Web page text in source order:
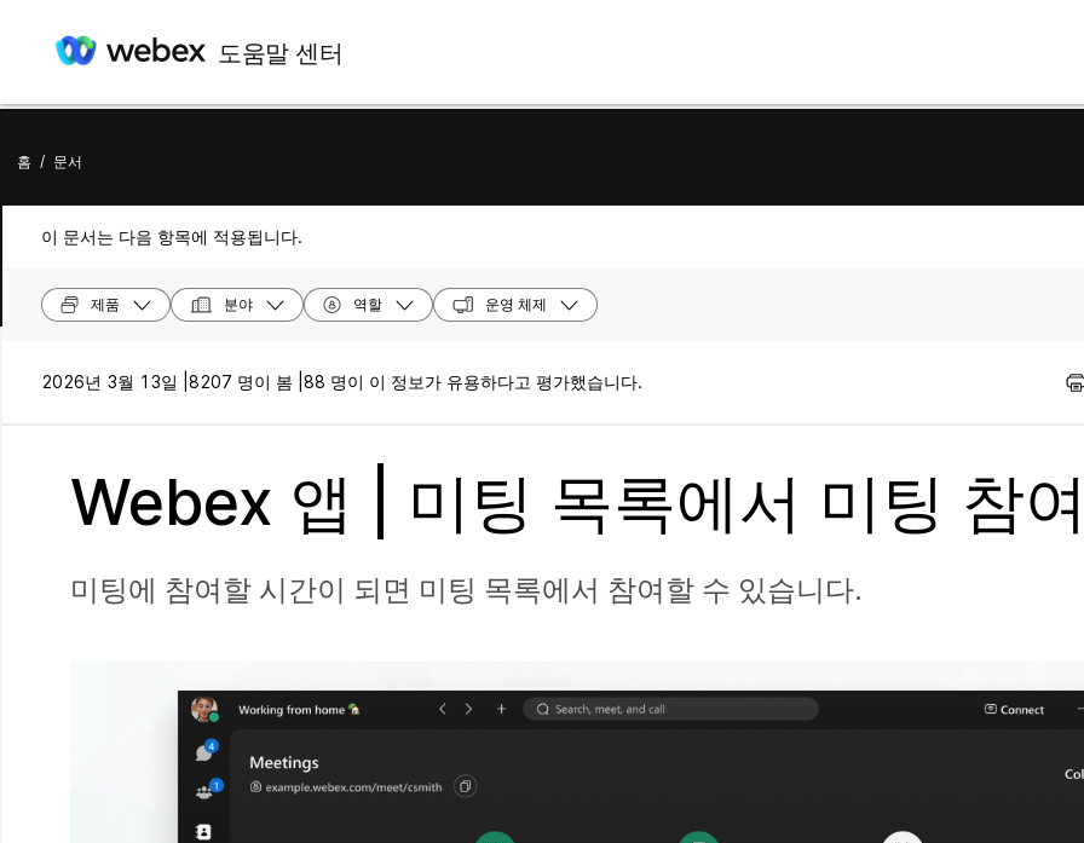
도움말 센터
홈 / 문서
이 문서는 다음 항목에 적용됩니다.
제품 분야 역할 운영 체제
2026년 3월 13일 | 8207 명이 봄 | 88 명이 이 정보가 유용하다고 평가했습니다.
Webex 앱 | 미팅 목록에서 미팅 참
미팅에 참여할 시간이 되면 미팅 목록에서 참여할 수 있습니다.